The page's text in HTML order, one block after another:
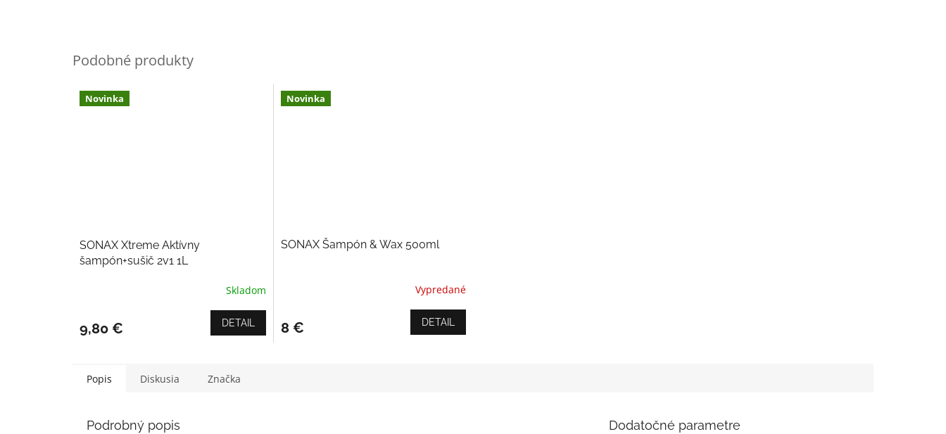
Novinka
SONAX Xtreme Aktívny
šampón+sušič 2v1 1L
je
hviezdičiek.
Skladom
9,80 € DETAIL
Novinka
SONAX Šampón & Wax 500ml
Vypredané
8 € DETAIL
Popis Diskusia Značka
Podrobný popis Dodatočné parametre